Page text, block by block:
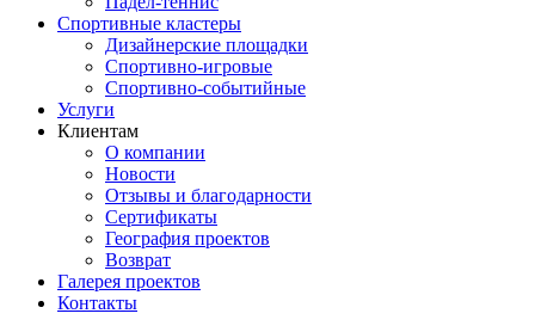
Спортивные кластеры
Дизайнерские площадки
Спортивно-игровые
Спортивно-событийные
Услуги
Клиентам
О компании
Новости
Отзывы и благодарности
Сертификаты
География проектов
Возврат
Галерея проектов
Контакты